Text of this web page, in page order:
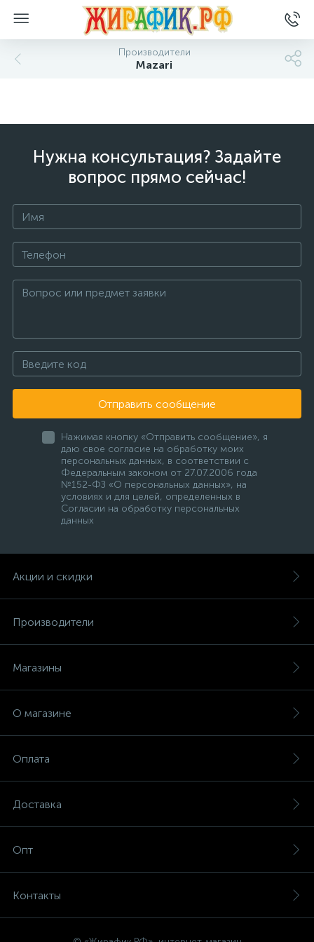
Производители
Mazari
Нужна консультация? Задайте
вопрос прямо сейчас!
Отправить сообщение
Нажимая кнопку «Отправить сообщение», я
даю свое согласие на обработку моих
персональных данных, в соответствии с
Федеральным законом от 27.07.2006 года
№152-ФЗ «О персональных данных», на
условиях и для целей, определенных в
Согласии на обработку персональных
данных
Акции и скидки
Производители
Магазины
О магазине
Оплата
Доставка
Опт
Контакты